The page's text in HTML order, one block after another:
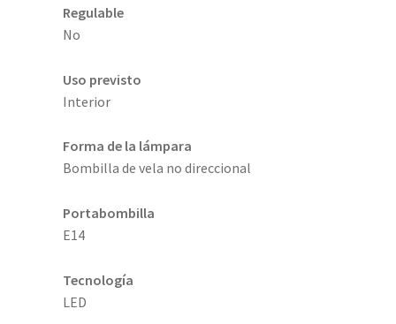
Regulable
No
Uso previsto
Interior
Forma de la lámpara
Bombilla de vela no direccional
Portabombilla
E14
Tecnología
LED